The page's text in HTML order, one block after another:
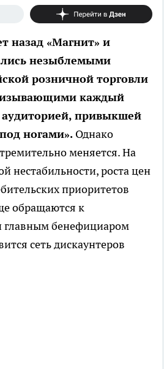
назад «Магнит» и
незыблемыми
розничной торговли
каждый
привыкшей
ногами». Однако
меняется. На
нестабильности, роста цен
приоритетов
обращаются к
главным бенефициаром
сеть дискаунтеров